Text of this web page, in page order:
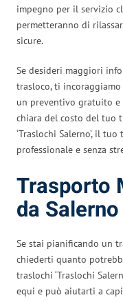
impegno per il servizio
permetteranno di
sicure.
Se desideri maggiori
trasloco, ti incoraggiamo
un preventivo gratuito e
chiara del costo del tuo
‘Traslochi Salerno’, il
professionale e senza
Trasporto
da
Se stai pianificando un
chiederti quanto
traslochi ‘Traslochi
equi e può aiutarti a